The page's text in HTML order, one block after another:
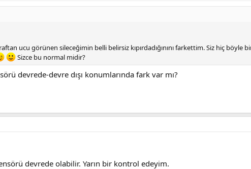
ucu görünen sileceğimin belli belirsiz kıpırdadığınını farkettim. Siz hiç böyle
Sizce bu normal midir?
devrede-devre dışı konumlarında fark var mı?
devrede olabilir. Yarın bir kontrol edeyim.